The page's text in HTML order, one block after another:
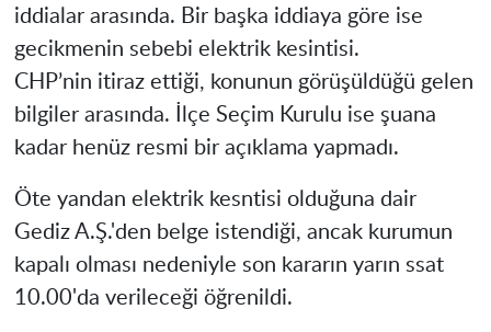
iddialar arasında. Bir başka iddiaya göre ise
gecikmenin sebebi elektrik kesintisi.
CHP’nin itiraz ettiği, konunun görüşüldüğü gelen
bilgiler arasında. İlçe Seçim Kurulu ise şuana
kadar henüz resmi bir açıklama yapmadı.
Öte yandan elektrik kesntisi olduğuna dair
Gediz A.Ş.'den belge istendiği, ancak kurumun
kapalı olması nedeniyle son kararın yarın ssat
10.00'da verileceği öğrenildi.